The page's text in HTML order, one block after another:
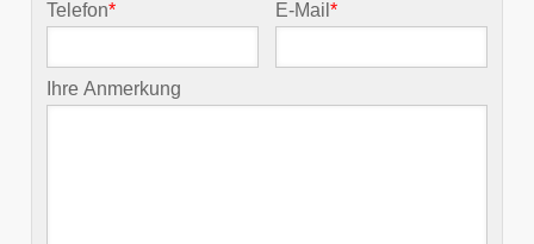
Telefon* E-Mail*
Ihre Anmerkung